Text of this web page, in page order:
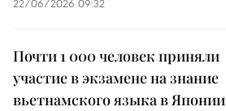
Почти 1 000 человек приняли
участие в экзамене на знание
вьетнамского языка в Японии